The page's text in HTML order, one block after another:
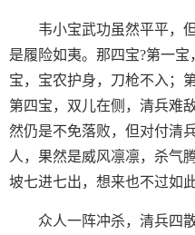
韦小宝武功虽然平平，
是履险如夷。那四宝?第一
宝，宝农护身，刀枪不入；
第四宝，双儿在侧，清兵难
然仍是不免落败，但对付清
人，果然是威风凛凛，杀气
坡七进七出，想来也不过如此
众人一阵冲杀，清兵四